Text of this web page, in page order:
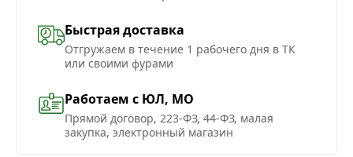
Быстрая доставка
Отгружаем в течение 1 рабочего дня в ТК
или своими фурами
Работаем с ЮЛ, МО
Прямой договор, 223-ФЗ, 44-ФЗ, малая
закупка, электронный магазин